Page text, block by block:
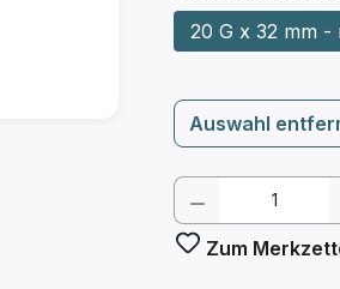
20 G x 32 mm -
Auswahl
Produkt
Zum